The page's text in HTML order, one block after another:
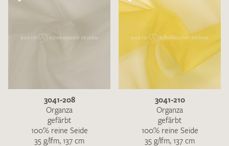
3041-208
Organza
gefärbt
100% reine Seide
35 g/lfm, 137 cm
3041-210
Organza
gefärbt
100% reine Seide
35 g/lfm, 137 cm